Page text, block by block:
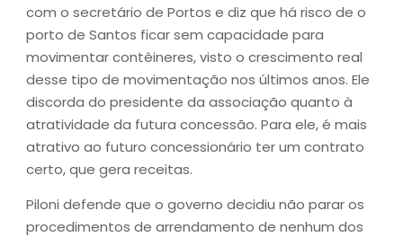
com o secretário de Portos e diz que há risco de o
porto de Santos ficar sem capacidade para
movimentar contêineres, visto o crescimento real
desse tipo de movimentação nos últimos anos. Ele
discorda do presidente da associação quanto à
atratividade da futura concessão. Para ele, é mais
atrativo ao futuro concessionário ter um contrato
certo, que gera receitas.
Piloni defende que o governo decidiu não parar os
procedimentos de arrendamento de nenhum dos